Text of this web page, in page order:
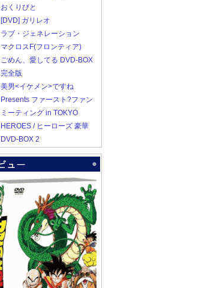
おくりびと
[DVD] ガリレオ
ラブ・ジェネレーション
マクロスF(フロンティア)
ごめん、愛してる DVD-BOX
完全版
美男<イケメン>ですね
Presents ファースト?ファン
ミーティング in TOKYO
HEROES / ヒーローズ 豪華
DVD-BOX 2